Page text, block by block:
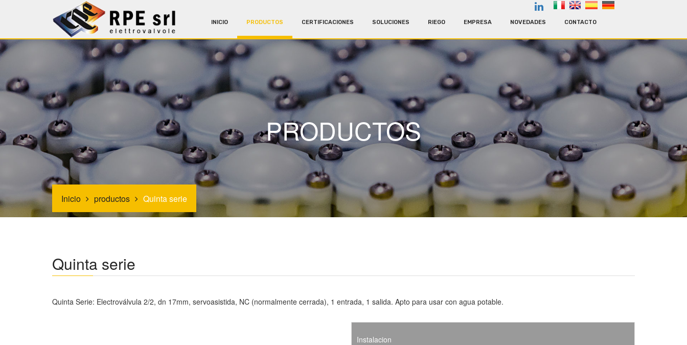
INICIO PRODUCTOS CERTIFICACIONES SOLUCIONES RIEGO EMPRESA NOVEDADES CONTACTO
PRODUCTOS
Inicio productos Quinta serie
Quinta serie
Quinta Serie: Electroválvula 2/2, dn 17mm, servoasistida, NC (normalmente cerrada), 1 entrada, 1 salida. Apto para usar con agua potable.
Instalacion